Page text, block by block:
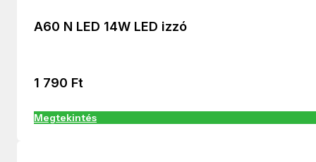
A60 N LED 14W LED izzó
1 790 Ft
Megtekintés